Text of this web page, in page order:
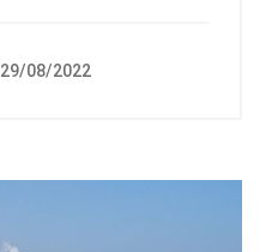
29/08/2022